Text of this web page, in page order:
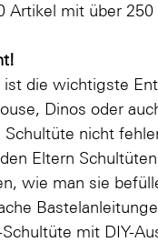
Artikel mit über
die wichtigste
, Dinos oder
nicht
Eltern
wie man sie
mit DIY-